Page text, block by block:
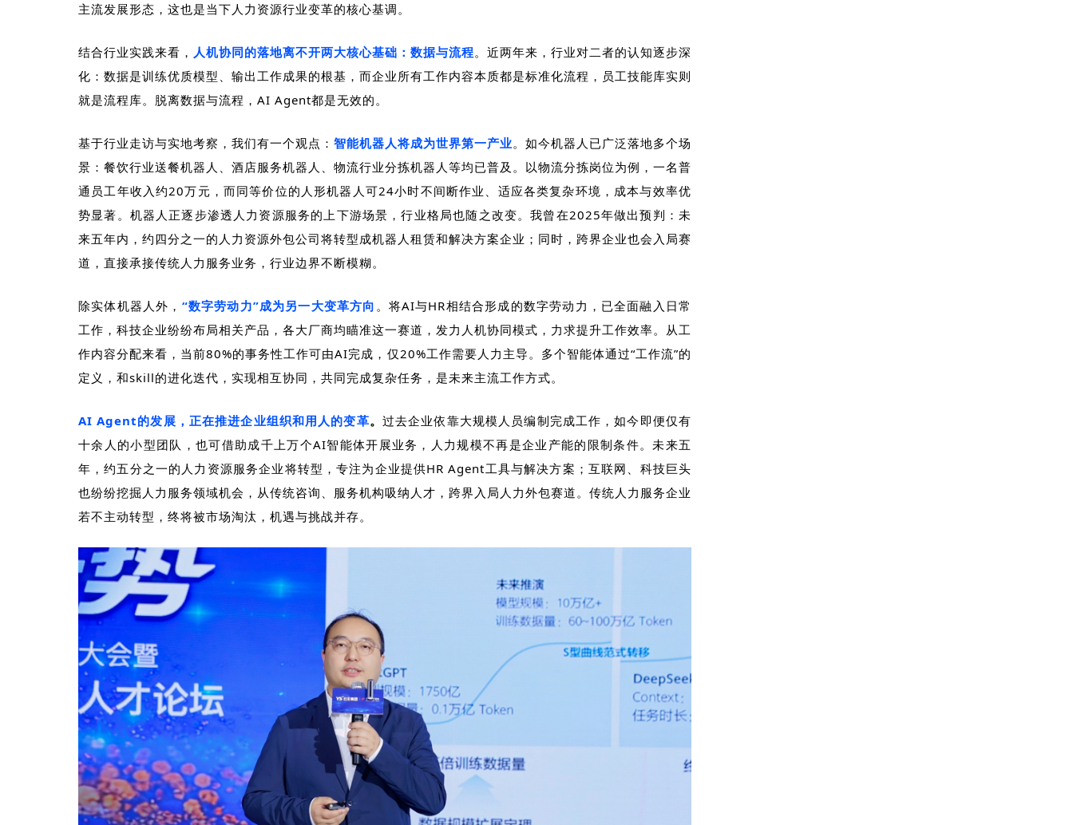
主流发展形态，这也是当下人力资源行业变革的核心基调。
结合行业实践来看， 人机协同的落地离不开两大核心基础：数据与流程。 近两年来，行业对二者的认知逐步深
化：数据是训练优质模型、输出工作成果的根基，而企业所有工作内容本质都是标准化流程，员工技能库实则
就是流程库。脱离数据与流程， AI Agent都是无效的。
基于行业走访与实地考察，我们有一个观点： 智能机器人将成为世界第一产业。 如今机器人已广泛落地多个场
景：餐饮行业送餐机器人、酒店服务机器人、物流行业分拣机器人等均已普及。以物流分拣岗位为例，一名普
通员工年收入约20万元，而同等价位的人形机器人可24小时不间断作业、适应各类复杂环境，成本与效率优
势显著。机器人正逐步渗透人力资源服务的上下游场景，行业格局也随之改变。我曾在2025年做出预判：未
来五年内，约四分之一的人力资源外包公司将转型成机器人租赁和解决方案企业；同时，跨界企业也会入局赛
道，直接承接传统人力服务业务，行业边界不断模糊。
除实体机器人外， “数字劳动力”成为另一大变革方向 。 将AI与HR相结合形成的数字劳动力，已全面融入日常
工作，科技企业纷纷布局相关产品，各大厂商均瞄准这一赛道，发力人机协同模式，力求提升工作效率。从工
作内容分配来看，当前80%的事务性工作可由AI完成，仅20%工作需要人力主导。多个智能体通过“工作流”的
定义，和skill的进化迭代，实现相互协同，共同完成复杂任务，是未来主流工作方式。
AI Agent的发展，正在推进企业组织和用人的变革。 过去企业依靠大规模人员编制完成工作，如今即便仅有
十余人的小型团队，也可借助成千上万个AI智能体开展业务，人力规模不再是企业产能的限制条件。未来五
年，约五分之一的人力资源服务企业将转型，专注为企业提供HR Agent工具与解决方案；互联网、科技巨头
也纷纷挖掘人力服务领域机会，从传统咨询、服务机构吸纳人才，跨界入局人力外包赛道。传统人力服务企业
若不主动转型，终将被市场淘汰，机遇与挑战并存。